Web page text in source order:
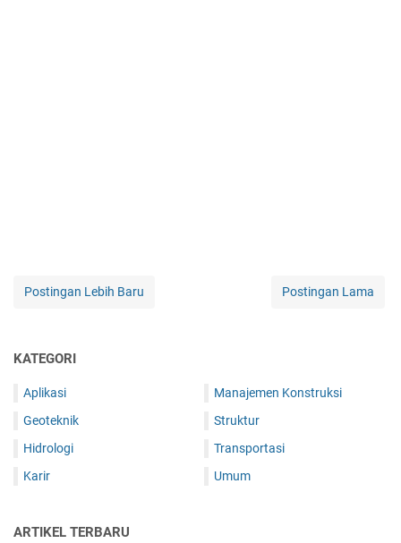
Postingan Lebih Baru Postingan Lama
KATEGORI
Aplikasi
Geoteknik
Hidrologi
Karir
Manajemen Konstruksi
Struktur
Transportasi
Umum
ARTIKEL TERBARU